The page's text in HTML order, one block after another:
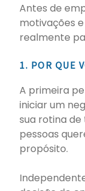
Antes de
motivações
realmente
1. POR QUE
A primeira
iniciar um
sua rotina
pessoas
propósito.